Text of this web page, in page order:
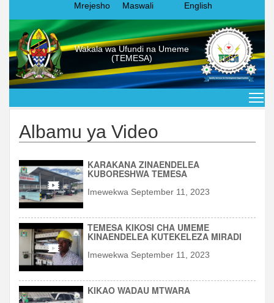
English
Maswali
Mrejesho
Wakala wa Ufundi na Umeme
(TEMESA)
Albamu ya Video
KARAKANA ZINAENDELEA
KUBORESHWA TEMESA
Imewekwa September 11, 2023
TEMESA KIKOSI CHA UMEME
KINAENDELEA KUTEKELEZA MIRADI
Imewekwa September 11, 2023
KIKAO WADAU MTWARA